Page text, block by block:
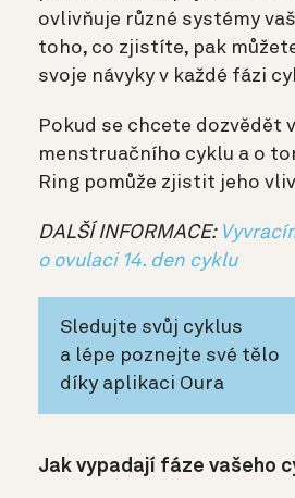
ovlivňuje různé systémy
toho, co zjistíte, pak
svoje návyky v každé fázi
Pokud se chcete dozvědět
menstruačního cyklu a o
Ring pomůže zjistit jeho
DALŠÍ INFORMACE:
o ovulaci 14. den cyklu
Sledujte svůj cyklus
a lépe poznejte své tělo
díky aplikaci Oura
Jak vypadají fáze vašeho